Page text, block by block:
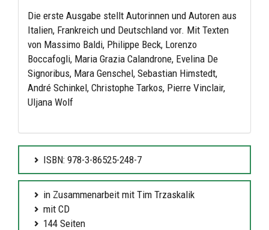
Die erste Ausgabe stellt Autorinnen und Autoren aus
Italien, Frankreich und Deutschland vor. Mit Texten
von Massimo Baldi, Philippe Beck, Lorenzo
Boccafogli, Maria Grazia Calandrone, Evelina De
Signoribus, Mara Genschel, Sebastian Himstedt,
André Schinkel, Christophe Tarkos, Pierre Vinclair,
Uljana Wolf
ISBN: 978-3-86525-248-7
in Zusammenarbeit mit Tim Trzaskalik
mit CD
144 Seiten